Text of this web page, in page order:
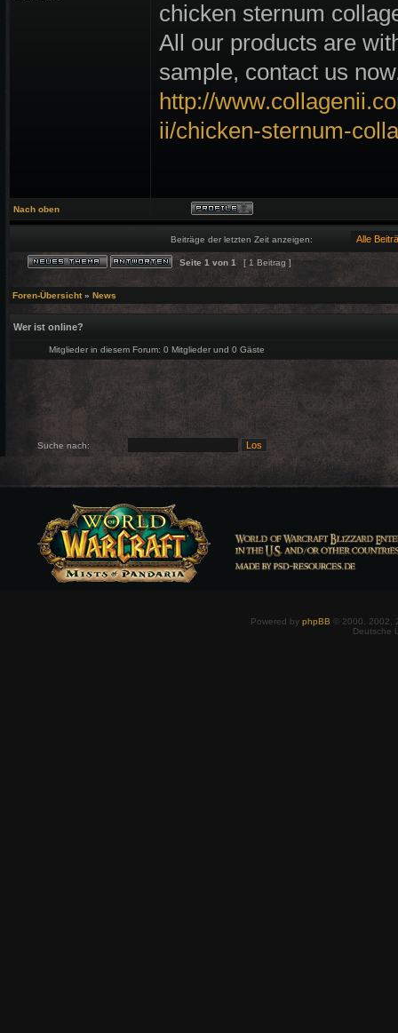
chicken sternum
All our products are
sample, contact us
http://
ii/chicken-sternum-
Nach oben
Beiträge der letzten Zeit anzeigen:
Seite 1 von 1 [ 1 Beitrag ]
Foren-Übersicht» News
Wer ist online?
Mitglieder in diesem Forum: 0 Mitglieder und 0 Gäste
Suche nach:
Powered by phpBB © 2000, 2002,
Deutsche